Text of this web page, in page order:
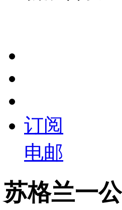
订阅
电邮
苏格兰一